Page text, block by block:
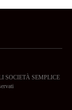
SOCIETÀ SEMPLICE